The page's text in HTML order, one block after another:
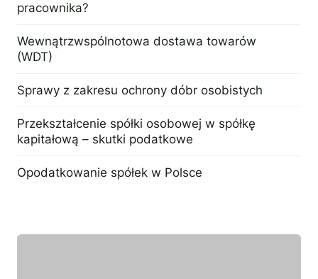
pracownika?
Wewnątrzwspólnotowa dostawa towarów
(WDT)
Sprawy z zakresu ochrony dóbr osobistych
Przekształcenie spółki osobowej w spółkę
kapitałową – skutki podatkowe
Opodatkowanie spółek w Polsce